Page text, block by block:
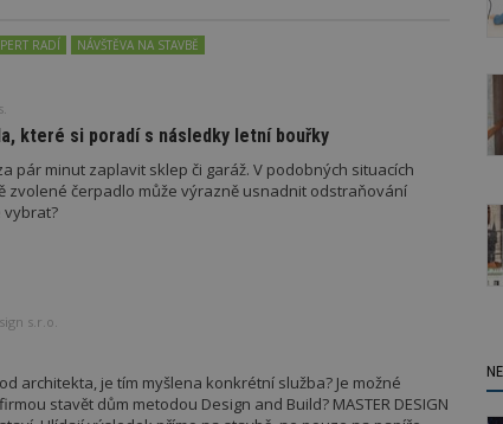
RADÍ NÁVŠTĚVA NA STAVBĚ
které si poradí s následky letní bouřky
pár minut zaplavit sklep či garáž. V podobných situacích
zvolené čerpadlo může výrazně usnadnit odstraňování
vybrat?
s.r.o.
architekta, je tím myšlena konkrétní služba? Je možné
stavět dům metodou Design and Build? MASTER DESIGN